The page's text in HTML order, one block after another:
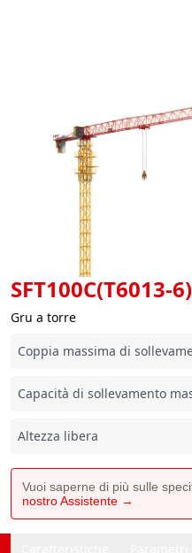
SFT100C(T6013-6)
Gru a torre
Coppia massima di
Capacità di sollevamento
Altezza libera
Vuoi saperne di più sulle
nostro Assistente →